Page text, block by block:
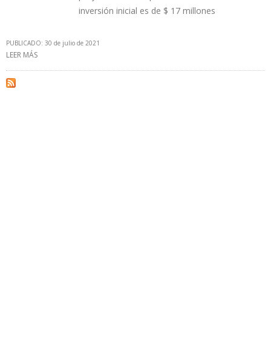
inversión inicial es de $ 17 millones
PUBLICADO: 30 de julio de 2021
LEER MÁS